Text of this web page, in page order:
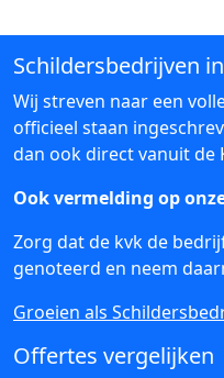
Schildersbedrijven
Wij streven naar een
officieel staan
dan ook direct vanuit de
Ook vermelding op
Zorg dat de kvk de
genoteerd en neem
Groeien als
Offertes vergelijken